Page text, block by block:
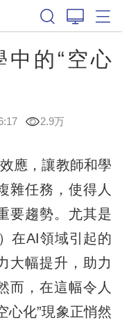
中的“空心
2.9万
應，讓教師和學
雜任務，使得人
要趨勢。尤其是
在AI領域引起的
大幅提升，助力
而，在這幅令人
心化”現象正悄然